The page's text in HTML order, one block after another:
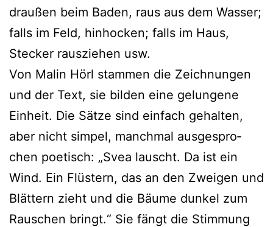
drau­ßen beim Baden, raus aus dem Wasser;
falls im Feld, hin­ho­cken; falls im Haus,
Stecker raus­zie­hen usw.
Von Malin Hörl stam­men die Zeichnungen
und der Text, sie bil­den eine gelun­ge­ne
Einheit. Die Sätze sind ein­fach gehal­ten,
aber nicht sim­pel, manch­mal aus­ge­spro­
chen poe­tisch: „Svea lauscht. Da ist ein
Wind. Ein Flüstern, das an den Zweigen und
Blättern zieht und die Bäume dun­kel zum
Rauschen bringt.“ Sie fängt die Stimmung